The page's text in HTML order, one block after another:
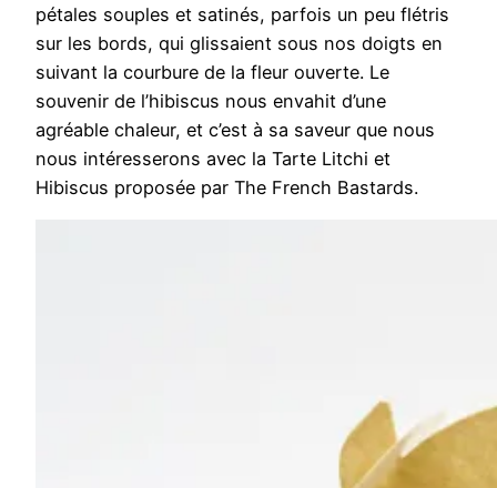
pétales souples et satinés, parfois un peu flétris
sur les bords, qui glissaient sous nos doigts en
suivant la courbure de la fleur ouverte. Le
souvenir de l’hibiscus nous envahit d’une
agréable chaleur, et c’est à sa saveur que nous
nous intéresserons avec la Tarte Litchi et
Hibiscus proposée par The French Bastards.